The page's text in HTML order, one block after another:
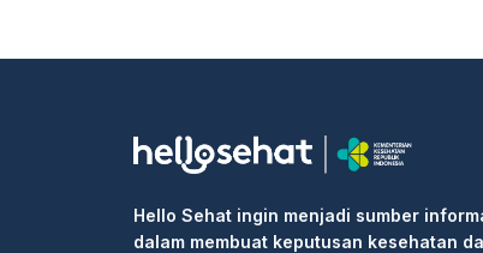
Hello Sehat ingin menjadi sumber
dalam membuat keputusan kesehatan